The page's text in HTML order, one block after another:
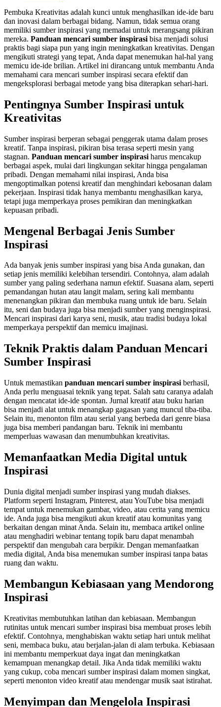
Pembuka Kreativitas adalah kunci untuk menghasilkan ide-ide baru
dan inovasi dalam berbagai bidang. Namun, tidak semua orang
memiliki sumber inspirasi yang memadai untuk merangsang pikiran
mereka. Panduan mencari sumber inspirasi bisa menjadi solusi
praktis bagi siapa pun yang ingin meningkatkan kreativitas. Dengan
mengikuti strategi yang tepat, Anda dapat menemukan hal-hal yang
memicu ide-ide brilian. Artikel ini dirancang untuk membantu Anda
memahami cara mencari sumber inspirasi secara efektif dan
mengeksplorasi berbagai metode yang bisa diterapkan sehari-hari.
Pentingnya Sumber Inspirasi untuk
Kreativitas
Sumber inspirasi berperan sebagai penggerak utama dalam proses
kreatif. Tanpa inspirasi, pikiran bisa terasa seperti mesin yang
stagnan. Panduan mencari sumber inspirasi harus mencakup
berbagai aspek, mulai dari lingkungan sekitar hingga pengalaman
pribadi. Dengan memahami nilai inspirasi, Anda bisa
mengoptimalkan potensi kreatif dan menghindari kebosanan dalam
pekerjaan. Inspirasi tidak hanya membantu menghasilkan karya,
tetapi juga memperkaya proses pemikiran dan meningkatkan
kepuasan pribadi.
Mengenal Berbagai Jenis Sumber
Inspirasi
Ada banyak jenis sumber inspirasi yang bisa Anda gunakan, dan
setiap jenis memiliki kelebihan tersendiri. Contohnya, alam adalah
sumber yang paling sederhana namun efektif. Suasana alam, seperti
pemandangan hutan atau langit malam, sering kali membantu
menenangkan pikiran dan membuka ruang untuk ide baru. Selain
itu, seni dan budaya juga bisa menjadi sumber yang menginspirasi.
Mencari inspirasi dari karya seni, musik, atau tradisi budaya lokal
memperkaya perspektif dan memicu imajinasi.
Teknik Praktis dalam Panduan Mencari
Sumber Inspirasi
Untuk memastikan panduan mencari sumber inspirasi berhasil,
Anda perlu menguasai teknik yang tepat. Salah satu caranya adalah
dengan mencatat ide-ide spontan. Jurnal kreatif atau buku harian
bisa menjadi alat untuk menangkap gagasan yang muncul tiba-tiba.
Selain itu, menonton film atau serial yang berbeda dari genre biasa
juga bisa memberi pandangan baru. Teknik ini membantu
memperluas wawasan dan menumbuhkan kreativitas.
Memanfaatkan Media Digital untuk
Inspirasi
Dunia digital menjadi sumber inspirasi yang mudah diakses.
Platform seperti Instagram, Pinterest, atau YouTube bisa menjadi
tempat untuk menemukan gambar, video, atau cerita yang memicu
ide. Anda juga bisa mengikuti akun kreatif atau komunitas yang
berkaitan dengan minat Anda. Selain itu, membaca artikel online
atau menghadiri webinar tentang topik baru dapat menambah
perspektif dan mengubah cara berpikir. Dengan memanfaatkan
media digital, Anda bisa menemukan sumber inspirasi tanpa batas
ruang dan waktu.
Membangun Kebiasaan yang Mendorong
Inspirasi
Kreativitas membutuhkan latihan dan kebiasaan. Membangun
rutinitas untuk mencari sumber inspirasi bisa membuat proses lebih
efektif. Contohnya, menghabiskan waktu setiap hari untuk melihat
seni, membaca buku, atau berjalan-jalan di alam terbuka. Kebiasaan
ini membantu memperkuat daya ingat dan meningkatkan
kemampuan menangkap detail. Jika Anda tidak memiliki waktu
yang cukup, coba mencari sumber inspirasi dalam momen singkat,
seperti menonton video kreatif atau mendengar musik saat istirahat.
Menyimpan dan Mengelola Inspirasi